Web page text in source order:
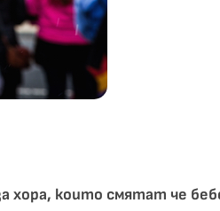
хора, които смятат че